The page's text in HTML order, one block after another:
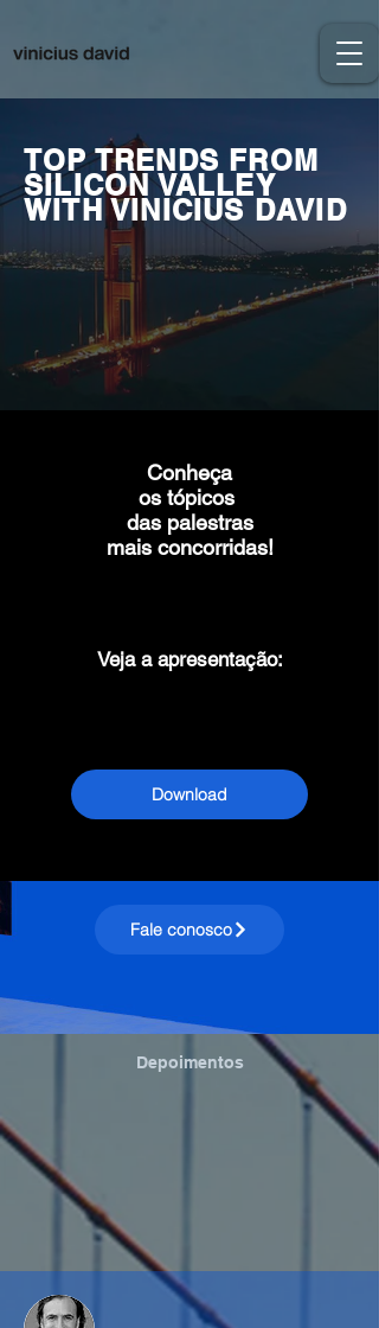
TOP TRENDS FROM
SILICON VALLEY
WITH VINICIUS DAVID
Conheça
os tópicos
das palestras
mais concorridas!
Veja a apresentação:
Download
Fale conosco
Depoimentos